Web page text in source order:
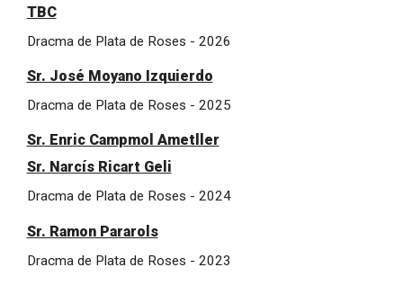
TBC
Dracma de Plata de Roses - 2026
Sr. José Moyano Izquierdo
Dracma de Plata de Roses - 2025
Sr. Enric Campmol Ametller
Sr. Narcís Ricart Geli
Dracma de Plata de Roses - 2024
Sr. Ramon Pararols
Dracma de Plata de Roses - 2023